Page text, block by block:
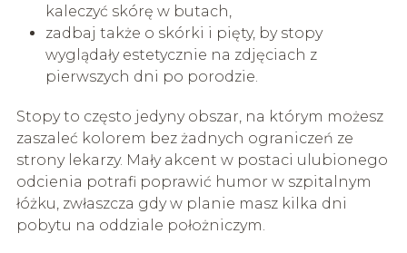
kaleczyć skórę w butach,
zadbaj także o skórki i pięty, by stopy
wyglądały estetycznie na zdjęciach z
pierwszych dni po porodzie.
Stopy to często jedyny obszar, na którym możesz
zaszaleć kolorem bez żadnych ograniczeń ze
strony lekarzy. Mały akcent w postaci ulubionego
odcienia potrafi poprawić humor w szpitalnym
łóżku, zwłaszcza gdy w planie masz kilka dni
pobytu na oddziale położniczym.